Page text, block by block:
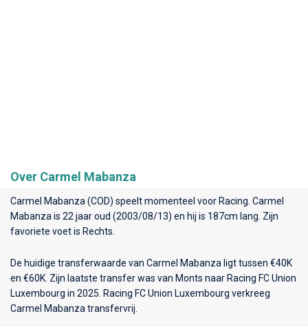
Over Carmel Mabanza
Carmel Mabanza (COD) speelt momenteel voor Racing . Carmel
Mabanza is 22 jaar oud (2003/08/13) en hij is 187cm lang. Zijn
favoriete voet is Rechts.
De huidige transferwaarde van Carmel Mabanza ligt tussen €40K
en €60K. Zijn laatste transfer was van Monts naar Racing FC Union
Luxembourg in 2025. Racing FC Union Luxembourg verkreeg
Carmel Mabanza transfervrij.